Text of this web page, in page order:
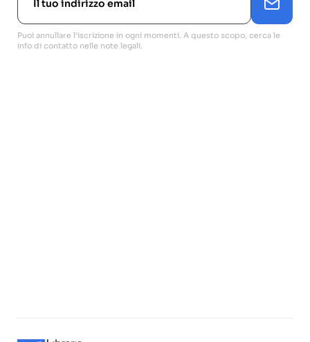
Puoi annullare l'iscrizione in ogni momenti. A questo scopo, cerca le
info di contatto nelle note legali.